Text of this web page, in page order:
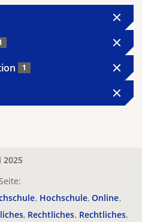
1
2025
Hochschule Online
Rechtliches Rechtliches